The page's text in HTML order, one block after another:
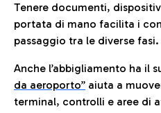
Tenere documenti,
portata di mano facilita i
passaggio tra le diverse fasi.
Anche l’abbigliamento ha il
da aeroporto” aiuta a
terminal, controlli e aree di